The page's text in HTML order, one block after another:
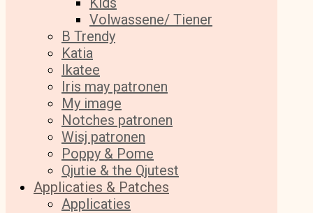
Volwassene/ Tiener
B Trendy
Katia
Ikatee
Iris may patronen
My image
Notches patronen
Wisj patronen
Poppy & Pome
Qjutie & the Qjutest
Applicaties & Patches
Applicaties